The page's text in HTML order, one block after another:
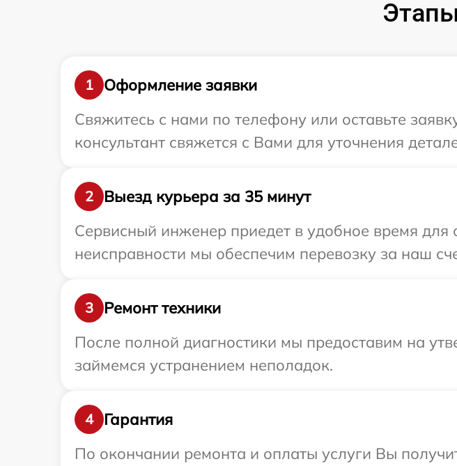
1
Оформление заявки
Свяжитесь с нами по телефону или оставьте
консультант свяжется с Вами для уточнения
2
Выезд курьера за 35 минут
Сервисный инженер приедет в удобное время
неисправности мы обеспечим перевозку за наш
3
Ремонт техники
После полной диагностики мы предоставим на
займемся устранением неполадок.
4
Гарантия
По окончании ремонта и оплаты услуги Вы